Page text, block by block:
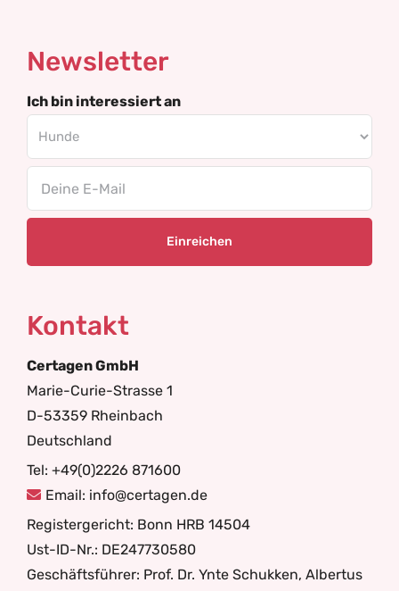
Newsletter
Ich bin interessiert an
Kontakt
Certagen GmbH
Marie-Curie-Strasse 1
D-53359 Rheinbach
Deutschland
Tel: +49(0)2226 871600
Email: info@certagen.de
Registergericht: Bonn HRB 14504
Ust-ID-Nr.: DE247730580
Geschäftsführer: Prof. Dr. Ynte Schukken, Albertus